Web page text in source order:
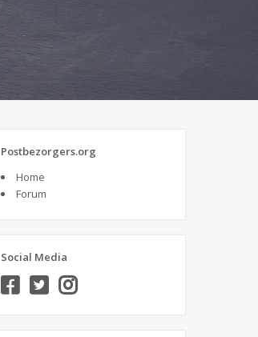
Postbezorgers.org
Home
Forum
Social Media